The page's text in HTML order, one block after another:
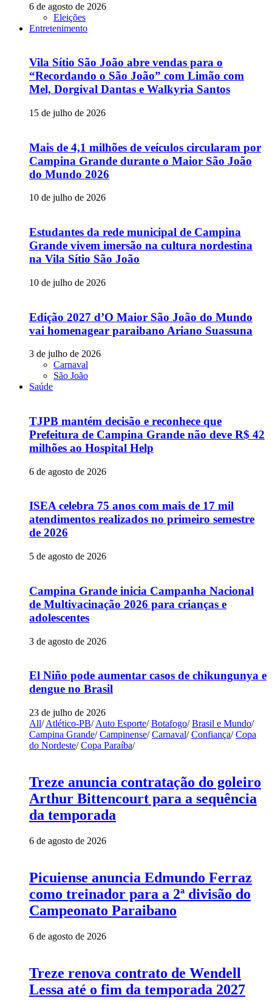
6 de agosto de 2026
Eleições
Entretenimento
Vila Sítio São João abre vendas para o
“Recordando o São João” com Limão com
Mel, Dorgival Dantas e Walkyria Santos
15 de julho de 2026
Mais de 4,1 milhões de veículos circularam por
Campina Grande durante o Maior São João
do Mundo 2026
10 de julho de 2026
Estudantes da rede municipal de Campina
Grande vivem imersão na cultura nordestina
na Vila Sítio São João
10 de julho de 2026
Edição 2027 d’O Maior São João do Mundo
vai homenagear paraibano Ariano Suassuna
3 de julho de 2026
Carnaval
São João
Saúde
TJPB mantém decisão e reconhece que
Prefeitura de Campina Grande não deve R$ 42
milhões ao Hospital Help
6 de agosto de 2026
ISEA celebra 75 anos com mais de 17 mil
atendimentos realizados no primeiro semestre
de 2026
5 de agosto de 2026
Campina Grande inicia Campanha Nacional
de Multivacinação 2026 para crianças e
adolescentes
3 de agosto de 2026
El Niño pode aumentar casos de chikungunya e
dengue no Brasil
23 de julho de 2026
All/ Atlético-PB/ Auto Esporte/ Botafogo/ Brasil e Mundo/
Campina Grande/ Campinense/ Carnaval/ Confiança/ Copa
do Nordeste/ Copa Paraíba/
Treze anuncia contratação do goleiro
Arthur Bittencourt para a sequência
da temporada
6 de agosto de 2026
Picuiense anuncia Edmundo Ferraz
como treinador para a 2ª divisão do
Campeonato Paraibano
6 de agosto de 2026
Treze renova contrato de Wendell
Lessa até o fim da temporada 2027